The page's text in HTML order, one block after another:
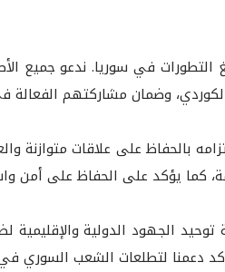
التطورات في سوريا. ندعو جميع
وضمان مشاركتهم الفعالة
بالحفاظ على علاقات متوازنة
كما يؤكد على الحفاظ على أمن
الجهود الدولية
دعمنا لتطلعات الشعب السوري في